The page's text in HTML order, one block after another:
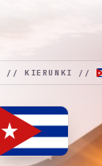
// KIERUNKI //